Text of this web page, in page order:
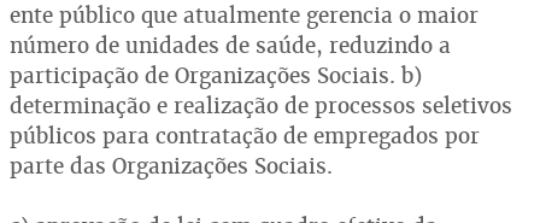
ente público que atualmente gerencia o maior
número de unidades de saúde, reduzindo a
participação de Organizações Sociais. b)
determinação e realização de processos seletivos
públicos para contratação de empregados por
parte das Organizações Sociais.